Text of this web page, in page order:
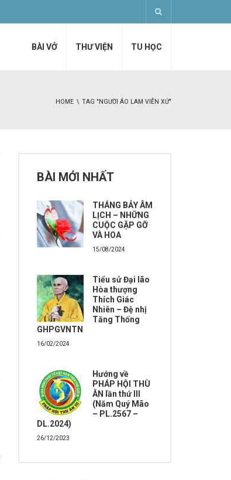
BÀI VỞ THƯ VIỆN TU HỌC
HOME TAG "NGƯỜI ÁO LAM VIỄN XỨ"
BÀI MỚI NHẤT
THÁNG BẢY ÂM
LỊCH – NHỮNG
CUỘC GẶP GỠ
VÀ HOA
15/08/2024
Tiểu sử Đại lão
Hòa thượng
Thích Giác
Nhiên – Đệ nhị
Tăng Thống
GHPGVNTN
16/02/2024
Hướng về
PHÁP HỘI THÙ
ÂN lần thứ III
(Năm Quý Mão
– PL.2567 –
DL.2024)
26/12/2023